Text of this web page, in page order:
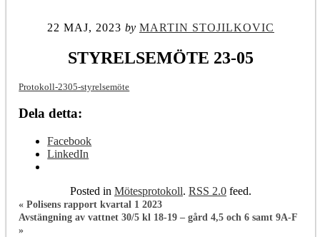
22 MAJ, 2023 by MARTIN STOJILKOVIC
STYRELSEMÖTE 23-05
Protokoll-2305-styrelsemöte
Dela detta:
Facebook
LinkedIn
Posted in Mötesprotokoll. RSS 2.0feed.
« Polisens rapport kvartal 1 2023
Avstängning av vattnet 30/5 kl 18-19 – gård 4,5 och 6 samt 9A-F
»